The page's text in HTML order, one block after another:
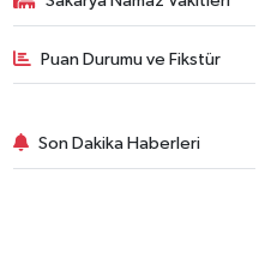
Puan Durumu ve Fikstür
Son Dakika Haberleri